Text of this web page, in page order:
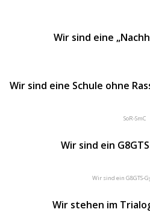
Wir sind eine
Wir sind eine Schule ohne
SoR-SmC
Wir sind ein
Wir sind ein G8GTS-
Wir stehen im